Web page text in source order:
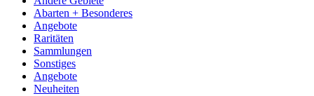
Abarten + Besonderes
Angebote
Raritäten
Sammlungen
Sonstiges
Angebote
Neuheiten